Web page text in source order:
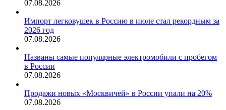
07.08.2026
Импорт легковушек в Россию в июле стал рекордным за
2026 год
07.08.2026
Названы самые популярные электромобили с пробегом
в России
07.08.2026
Продажи новых «Москвичей» в России упали на 20%
07.08.2026